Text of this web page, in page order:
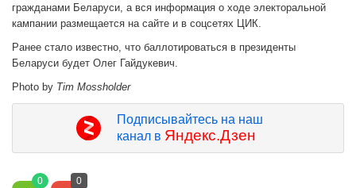
гражданами Беларуси, а вся информация о ходе электоральной
кампании размещается на сайте и в соцсетях ЦИК.
Ранее стало известно, что баллотироваться в президенты
Беларуси будет Олег Гайдукевич.
Photo by Tim Mossholder
Подписывайтесь на наш
канал в Яндекс.Дзен
0 0